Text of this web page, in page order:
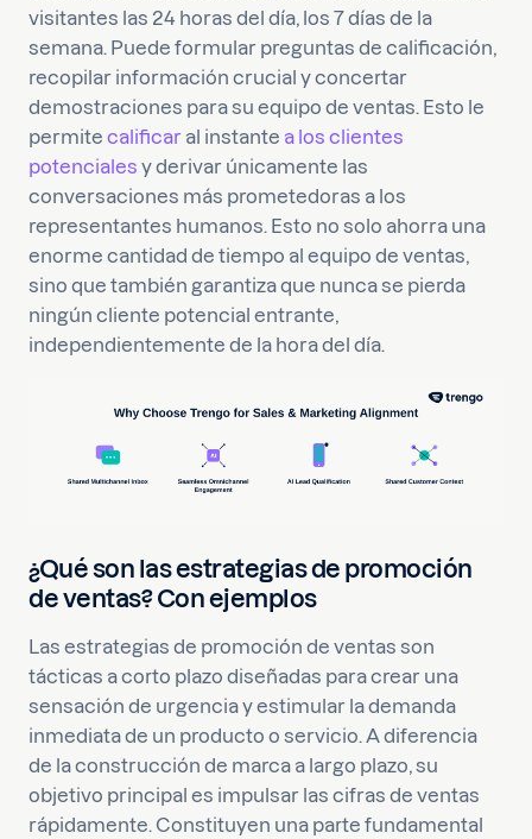
visitantes las 24 horas del día, los 7 días de la
semana. Puede formular preguntas de calificación,
recopilar información crucial y concertar
demostraciones para su equipo de ventas. Esto le
permite calificaral instante a los clientes
potenciales y derivar únicamente las
conversaciones más prometedoras a los
representantes humanos. Esto no solo ahorra una
enorme cantidad de tiempo al equipo de ventas,
sino que también garantiza que nunca se pierda
ningún cliente potencial entrante,
independientemente de la hora del día.
¿Qué son las estrategias de promoción
de ventas? Con ejemplos
Las estrategias de promoción de ventas son
tácticas a corto plazo diseñadas para crear una
sensación de urgencia y estimular la demanda
inmediata de un producto o servicio. A diferencia
de la construcción de marca a largo plazo, su
objetivo principal es impulsar las cifras de ventas
rápidamente. Constituyen una parte fundamental